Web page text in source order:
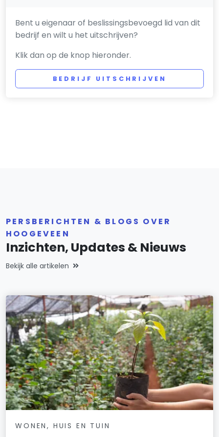
Bent u eigenaar of beslissingsbevoegd lid van dit
bedrijf en wilt u het uitschrijven?
Klik dan op de knop hieronder.
BEDRIJF UITSCHRIJVEN
PERSBERICHTEN & BLOGS OVER
HOOGEVEEN
Inzichten, Updates & Nieuws
Bekijk alle artikelen
WONEN, HUIS EN TUIN